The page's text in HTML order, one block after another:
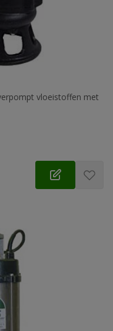
vloeistoffen met